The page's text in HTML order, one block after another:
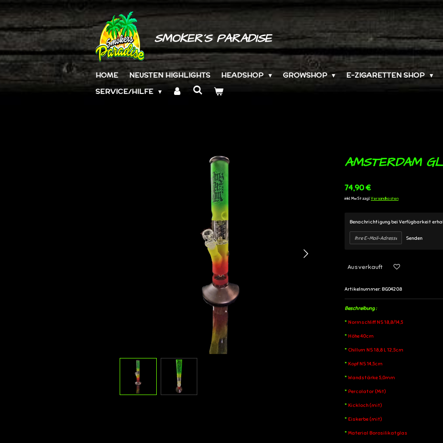
Zum
Hauptinhalt
springen
SMOKER´S PARADISE
HOME NEUSTEN HIGHLIGHTS HEADSHOP GROWSHOP E-ZIGARETTEN SHOP
SERVICE/HILFE
AMSTERDAM
74,90 €
inkl. MwSt zzgl. Versandkosten
Benachrichtigung bei Verfügbarkeit
Senden
Ausverkauft
Artikelnummer:BG04208
Beschreibung :
* Normschliff NS 18,8/14,5
* Höhe 40cm
* Chillum NS 18,8 L 12,5cm
* Kopf NS 14,5cm
* Wandstärke 5,0mm
* Percolator (Mit)
* Kickloch (mit)
* Eiskerbe (mit)
* Material Borosilikatglas